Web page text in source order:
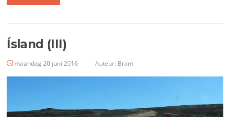
Ísland (III)
maandag 20 juni 2016 Auteur: Bram